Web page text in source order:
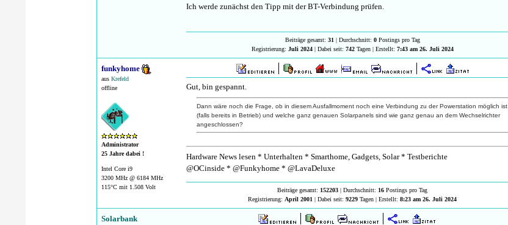
Ich werde zunächst den Tipp mit der BT-Verbindung prüfen.
Beiträge gesamt: 31 | Durchschnitt: 0Postings pro Tag
Registrierung: Juli 2024| Dabei seit: 742Tagen | Erstellt: 7:43 am 26. Juli 2024
funkyhome
ausKrefeld
offline
Administrator
25 Jahre dabei !
Intel Core i9
3200 MHz @ 6184 MHz
115°C mit 1.508 Volt
Gut, bin gespannt.
Dann wäre noch die Frage, ob in diesem Ausfallmoment noch eine Verbindung zu der Powerstation möglich ist
(falls bereits in Betrieb) und welche ganz genauen Solarpanels sind wie ganz genau an dem Wechselrichter
angeschlossen?
Hardware News lesen * Unterhalten * Smarthome, Gadgets, Solar * Testberichte
@OCinside * @Funkyhome * @LavaDeluxe
Beiträge gesamt: 152203 | Durchschnitt: 16 Postings pro Tag
Registrierung: April 2001 | Dabei seit:9229 Tagen | Erstellt:8:23 am 26. Juli 2024
Solarbank